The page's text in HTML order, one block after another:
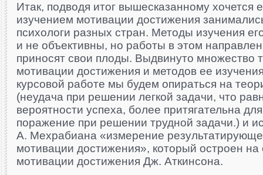
Итак, подводя итог вышесказанному хочется
изучением мотивации достижения
психологи разных стран. Методы изучения
и не объективны, но работы в этом
приносят свои плоды. Выдвинуто множество
мотивации достижения и методов ее
курсовой работе мы будем опираться на
(неудача при решении легкой задачи, что
вероятности успеха, более притягательна
поражение при решении трудной задачи.) и
А. Мехрабиана «измерение
мотивации достижения», который остроен на
мотивации достижения Дж. Аткинсона.